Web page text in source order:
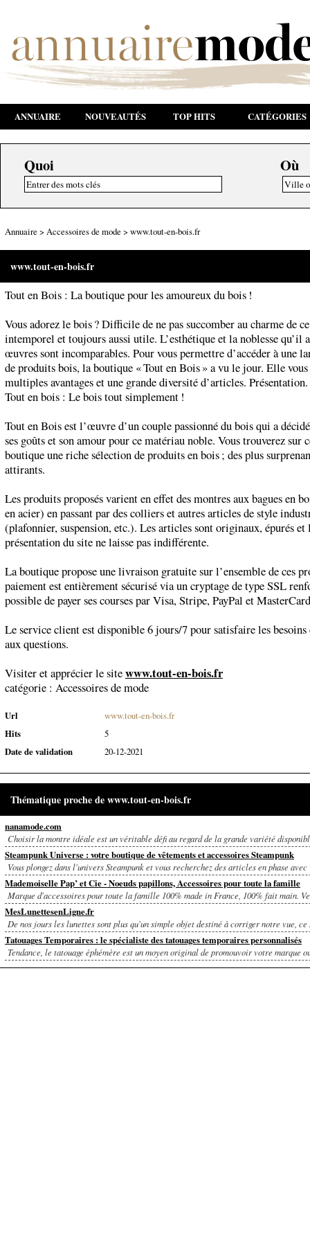
ANNUAIRE NOUVEAUTÉS TOP HITS CATÉGORIES
Quoi Où
Annuaire > Accessoires de mode > www.tout-en-bois.fr
www.tout-en-bois.fr
Tout en Bois : La boutique pour les amoureux du bois !
Vous adorez le bois ? Difficile de ne pas succomber au charme de
intemporel et toujours aussi utile. L’esthétique et la noblesse qu’il
œuvres sont incomparables. Pour vous permettre d’accéder à une
de produits bois, la boutique « Tout en Bois » a vu le jour. Elle
multiples avantages et une grande diversité d’articles. Présentation.
Tout en bois : Le bois tout simplement !
Tout en Bois est l’œuvre d’un couple passionné du bois qui a
ses goûts et son amour pour ce matériau noble. Vous trouverez sur
boutique une riche sélection de produits en bois ; des plus
attirants.
Les produits proposés varient en effet des montres aux bagues en
en acier) en passant par des colliers et autres articles de style
(plafonnier, suspension, etc.). Les articles sont originaux, épurés et
présentation du site ne laisse pas indifférente.
La boutique propose une livraison gratuite sur l’ensemble de ces
paiement est entièrement sécurisé via un cryptage de type SSL
possible de payer ses courses par Visa, Stripe, PayPal et
Le service client est disponible 6 jours/7 pour satisfaire les besoins
aux questions.
Visiter et apprécier le sitewww.tout-en-bois.fr
catégorie : Accessoires de mode
Url
www.tout-en-bois.fr
Hits
5
Date de validation
20-12-2021
Thématique proche de www.tout-en-bois.fr
nanamode.com
Choisir la montre idéale est un véritable défi au regard de la grande variété
Steampunk Universe : votre boutique de vêtements et accessoires Steampunk
Vous plongez dans l'univers Steampunk et vous recherchez des articles en phase
Mademoiselle Pap’ et Cie - Noeuds papillons, Accessoires pour toute la famille
Marque d'accessoires pour toute la famille 100% made in France, 100% fait main.
MesLunettesenLigne.fr
De nos jours les lunettes sont plus qu'un simple objet destiné à corriger notre vue, ce
Tatouages Temporaires : le spécialiste des tatouages temporaires personnalisés
Tendance, le tatouage éphémère est un moyen original de promouvoir votre marque